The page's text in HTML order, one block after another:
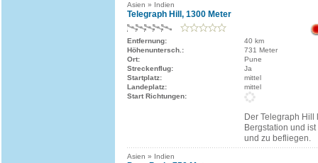
Asien » Indien
Telegraph Hill, 1300 Meter
Entfernung:
40 km
Höhenuntersch.:
731 Meter
Ort:
Pune
Streckenflug:
Ja
Startplatz:
mittel
Landeplatz:
mittel
Start Richtungen:
Der Telegraph
Bergstation und
und zu befliegen.
Asien » Indien